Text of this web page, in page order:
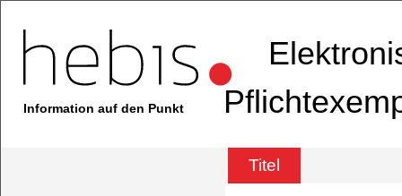
Information auf den Punkt
Titel